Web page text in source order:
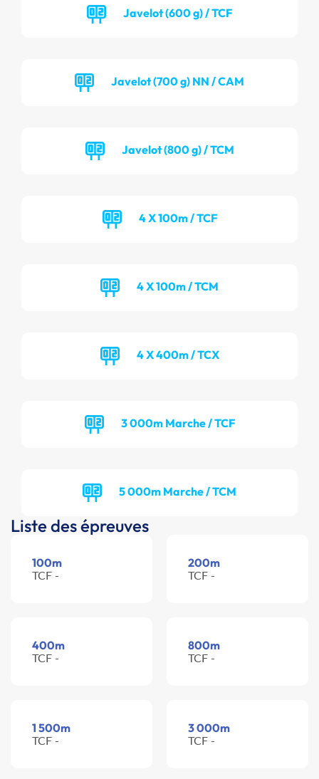
Javelot (600 g) / TCF
Javelot (700 g) NN / CAM
Javelot (800 g) / TCM
4 X 100m / TCF
4 X 100m / TCM
4 X 400m / TCX
3 000m Marche / TCF
5 000m Marche / TCM
Liste des épreuves
100m
TCF -
200m
TCF -
400m
TCF -
800m
TCF -
1 500m
TCF -
3 000m
TCF -